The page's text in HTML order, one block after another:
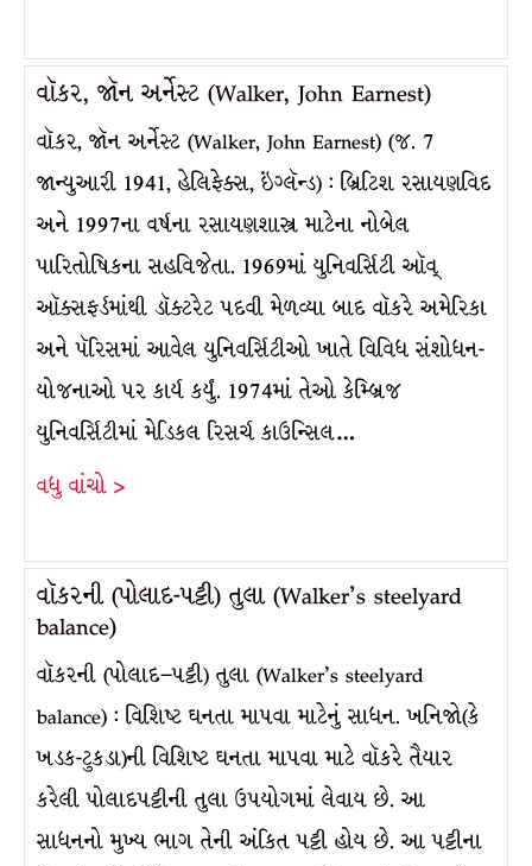
વૉકર, જૉન અર્નેસ્ટ (Walker, John Earnest)
વૉકર, જૉન અર્નેસ્ટ (Walker, John Earnest) (જ. 7
જાન્યુઆરી 1941, હેલિફેક્સ, ઇંગ્લૅન્ડ) : બ્રિટિશ રસાયણવિદ
અને 1997ના વર્ષના રસાયણશાસ્ત્ર માટેના નોબેલ
પારિતોષિકના સહવિજેતા. 1969માં યુનિવર્સિટી ઑવ્
ઑક્સફર્ડમાંથી ડૉક્ટરેટ પદવી મેળવ્યા બાદ વૉકરે અમેરિકા
અને પૅરિસમાં આવેલ યુનિવર્સિટીઓ ખાતે વિવિધ સંશોધન-
યોજનાઓ પર કાર્ય કર્યું. 1974માં તેઓ કેમ્બ્રિજ
યુનિવર્સિટીમાં મેડિકલ રિસર્ચ કાઉન્સિલ…
વધુ વાંચો >
વૉકરની (પોલાદ-પટ્ટી) તુલા (Walker’s steelyard
balance)
વૉકરની (પોલાદ–પટ્ટી) તુલા (Walker’s steelyard
balance) : વિશિષ્ટ ઘનતા માપવા માટેનું સાધન. ખનિજો(કે
ખડક-ટુકડા)ની વિશિષ્ટ ઘનતા માપવા માટે વૉકરે તૈયાર
કરેલી પોલાદપટ્ટીની તુલા ઉપયોગમાં લેવાય છે. આ
સાધનનો મુખ્ય ભાગ તેની અંકિત પટ્ટી હોય છે. આ પટ્ટીના